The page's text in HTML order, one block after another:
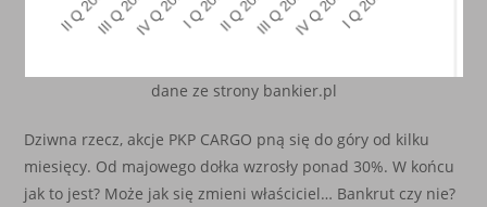
dane ze strony bankier.pl
Dziwna rzecz, akcje PKP CARGO pną się do góry od kilku
miesięcy. Od majowego dołka wzrosły ponad 30%. W końcu
jak to jest? Może jak się zmieni właściciel… Bankrut czy nie?